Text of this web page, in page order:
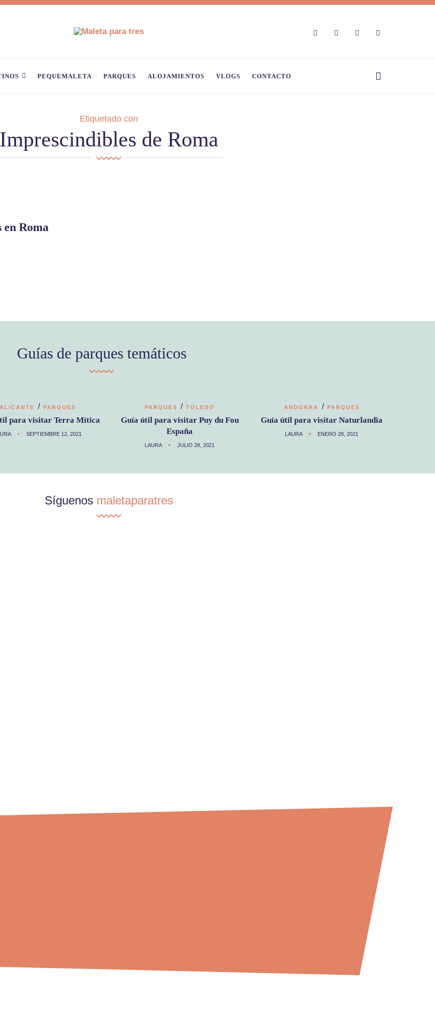
PEQUEMALETA PARQUES ALOJAMIENTOS VLOGS CONTACTO
Etiquetado con
Imprescindibles de Roma
en Roma
Guías de parques temáticos
ALICANTE / PARQUES
para visitar Terra Mítica
SEPTIEMBRE 12, 2021
PARQUES / TOLEDO
Guía útil para visitar Puy du Fou
España
LAURA JULIO 28, 2021
ANDORRA / PARQUES
Guía útil para visitar Naturlandia
LAURA ENERO 28, 2021
Síguenos maletaparatres